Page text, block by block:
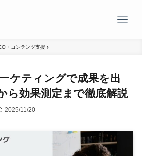
・コンテンツ支援
ケティングで成果を出
ら効果測定まで徹底解説
2025/11/20